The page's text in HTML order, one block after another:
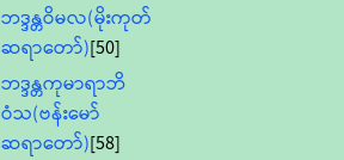
ဘဒ္ဒန္တဝိမလ(မိုးကုတ်
ဆရာတော်)[50]
ဘဒ္ဒန္တကုမာရာဘိ
ဝံသ(ဗန်းမော်
ဆရာတော်)[58]